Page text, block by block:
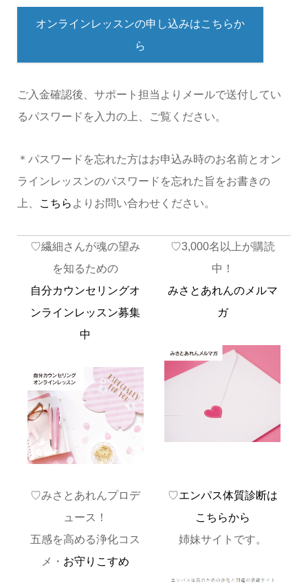
オンラインレッスンの申し込みはこちらか
ら
ご入金確認後、サポート担当よりメールで送付してい
るパスワードを入力の上、ご覧ください。
＊パスワードを忘れた方はお申込み時のお名前とオン
ラインレッスンのパスワードを忘れた旨をお書きの
上、
こちら よりお問い合わせください。
♡繊細さんが魂の望み
を知るための
自分カウンセリングオ
ンラインレッスン募集
中
♡3,000名以上が購読
中！
みさとあれんのメルマ
ガ
♡みさとあれんプロデ
ュース！
五感を高める浄化コス
メ・ お守りこすめ
♡エンパス体質診断は
こちらから
姉妹サイトです。